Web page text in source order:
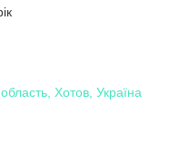
Хотов, Україна